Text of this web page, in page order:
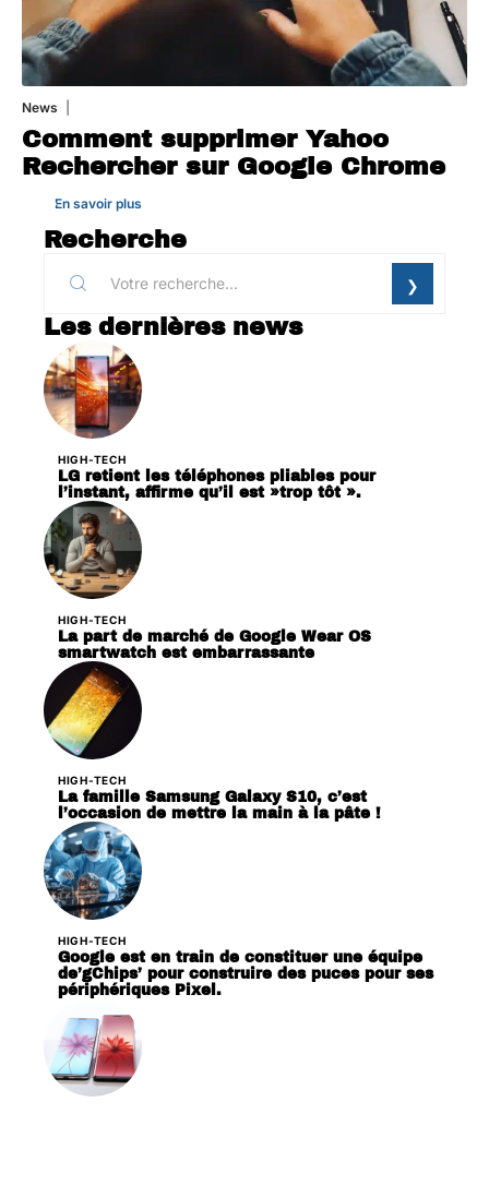
News
Comment supprimer Yahoo
Rechercher sur Google Chrome
En savoir plus
Recherche
Les dernières news
HIGH-TECH
LG retient les téléphones pliables pour
l’instant, affirme qu’il est »trop tôt ».
HIGH-TECH
La part de marché de Google Wear OS
smartwatch est embarrassante
HIGH-TECH
La famille Samsung Galaxy S10, c’est
l’occasion de mettre la main à la pâte !
HIGH-TECH
Google est en train de constituer une équipe
de’gChips’ pour construire des puces pour ses
périphériques Pixel.